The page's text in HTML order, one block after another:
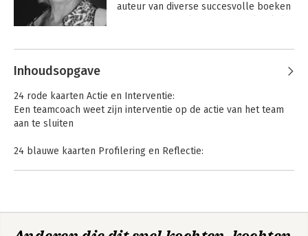
auteur van diverse succesvolle boeken
grotere geheel, in plaats van naar de
Andere boeken door Marijke
Lingsma
Inhoudsopgave
24 rode kaarten Actie en Interventie:
Een teamcoach weet zijn interventie op de actie van het team
aan te sluiten
24 blauwe kaarten Profilering en Reflectie: